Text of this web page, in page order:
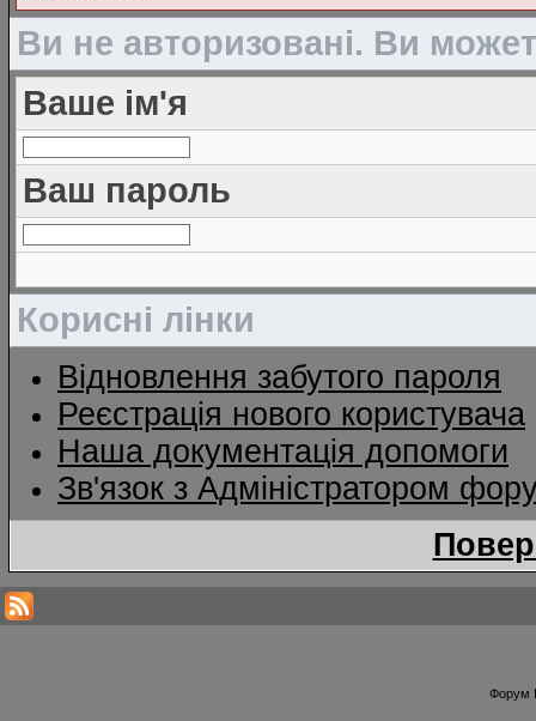
Ви не авторизовані. Ви
Ваше ім'я
Ваш пароль
Корисні лінки
Відновлення забутого пароля
Реєстрація нового користувача
Наша документація допомоги
Зв'язок з Адміністратором
Форум